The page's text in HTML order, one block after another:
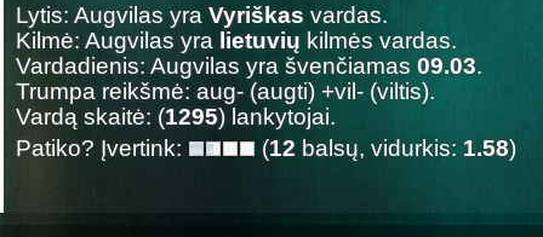
Lytis: Augvilas yra Vyriškas vardas.
Kilmė: Augvilas yra lietuvių kilmės vardas.
Vardadienis: Augvilas yra švenčiamas 09.03.
Trumpa reikšmė: aug- (augti) +vil- (viltis).
Vardą skaitė: (1295) lankytojai.
Patiko? Įvertink:
(12 balsų, vidurkis: 1.58)